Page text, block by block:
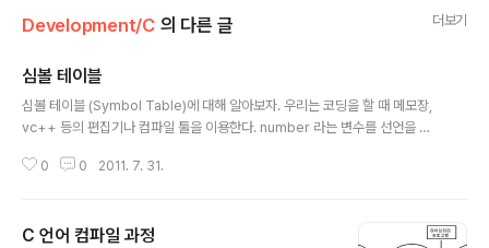
Development/C 의 다른 글 더보기
심볼 테이블
심볼 테이블 (Symbol Table)에 대해 알아보자. 우리는 코딩을 할 때 메모장,
vc++ 등의 편집기나 컴파일 툴을 이용한다. number 라는 변수를 선언을 할
변수를 선언하는 것이지만, 컴퓨터는 숫자로만 기억한다. number라는 이름을
볼 테이블을 어떤식으로 만드는지 간단하게 살펴보자. int number; long su
0 0 2011. 7. 31.
C 언어 컴파일 과정